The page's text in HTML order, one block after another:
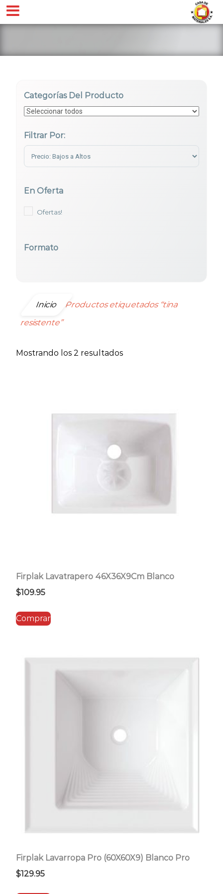
Categorías Del Producto
Filtrar Por:
En Oferta
Ofertas!
Formato
Inicio
Productos etiquetados “tina
resistente”
Mostrando los 2 resultadosOrdenado
alto
Firplak Lavatrapero 46X36X9Cm Blanco
$109.95
Comprar
Firplak Lavarropa Pro (60X60X9) Blanco Pro
$129.95